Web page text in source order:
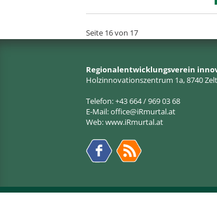
Seite 16 von 17
Regionalentwicklungsverein
Holzinnovationszentrum 1a, 8740
Telefon: +43 664 / 969 03 68
E-Mail:office@iRmurtal.at
Web:www.iRmurtal.at